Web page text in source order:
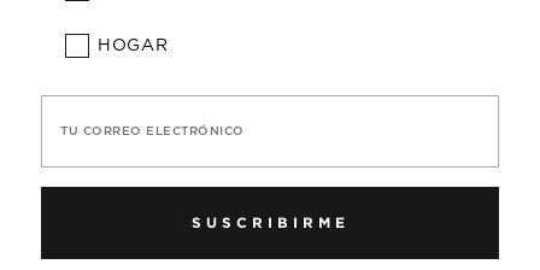
HOGAR
TU CORREO ELECTRÓNICO
SUSCRIBIRME